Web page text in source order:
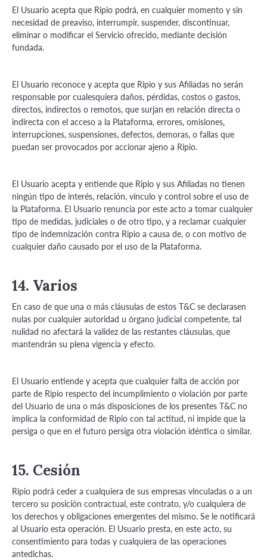
El Usuario acepta que Ripio podrá, en cualquier momento y sin
necesidad de preaviso, interrumpir, suspender, discontinuar,
eliminar o modificar el Servicio ofrecido, mediante decisión
fundada.
El Usuario reconoce y acepta que Ripio y sus Afiliadas no serán
responsable por cualesquiera daños, pérdidas, costos o gastos,
directos, indirectos o remotos, que surjan en relación directa o
indirecta con el acceso a la Plataforma, errores, omisiones,
interrupciones, suspensiones, defectos, demoras, o fallas que
puedan ser provocados por accionar ajeno a Ripio.
El Usuario acepta y entiende que Ripio y sus Afiliadas no tienen
ningún tipo de interés, relación, vínculo y control sobre el uso de
la Plataforma. El Usuario renuncia por este acto a tomar cualquier
tipo de medidas, judiciales o de otro tipo, y a reclamar cualquier
tipo de indemnización contra Ripio a causa de, o con motivo de
cualquier daño causado por el uso de la Plataforma.
14. Varios
En caso de que una o más cláusulas de estos T&C se declarasen
nulas por cualquier autoridad u órgano judicial competente, tal
nulidad no afectará la validez de las restantes cláusulas, que
mantendrán su plena vigencia y efecto.
El Usuario entiende y acepta que cualquier falta de acción por
parte de Ripio respecto del incumplimiento o violación por parte
del Usuario de una o más disposiciones de los presentes T&C no
implica la conformidad de Ripio con tal actitud, ni impide que la
persiga o que en el futuro persiga otra violación idéntica o similar.
15. Cesión
Ripio podrá ceder a cualquiera de sus empresas vinculadas o a un
tercero su posición contractual, este contrato, y/o cualquiera de
los derechos y obligaciones emergentes del mismo. Se le notificará
al Usuario esta operación. El Usuario presta, en este acto, su
consentimiento para todas y cualquiera de las operaciones
antedichas.